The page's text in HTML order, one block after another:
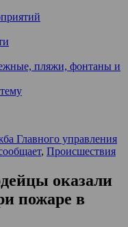
пляжи, фонтаны и
Главного управления
, Происшествия
оказали
пожаре в